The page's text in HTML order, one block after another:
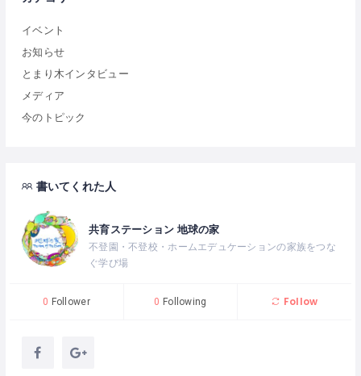
イベント
お知らせ
とまり木インタビュー
メディア
今のトピック
書いてくれた人
共育ステーション 地球の家
不登園・不登校・ホームエデュケーションの家族をつな
ぐ学び場
0 Follower 0 Following Follow